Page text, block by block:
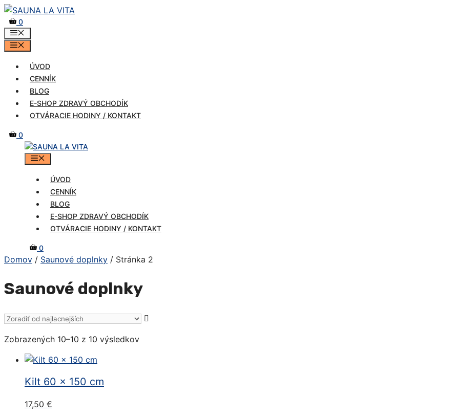
Preskočiť
na
obsah
0
ÚVOD
CENNÍK
BLOG
E-SHOP ZDRAVÝ OBCHODÍK
OTVÁRACIE HODINY / KONTAKT
0
ÚVOD
CENNÍK
BLOG
E-SHOP ZDRAVÝ OBCHODÍK
OTVÁRACIE HODINY / KONTAKT
0
Domov / Saunové doplnky / Stránka 2
Saunové doplnky
Zobrazených 10–10 z 10 výsledkovZoradené
Kilt 60 x 150 cm
17,50 €